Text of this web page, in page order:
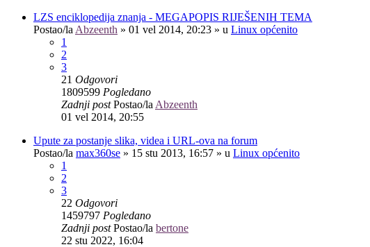
LZS enciklopedija znanja - MEGAPOPIS RIJEŠENIH TEMA
Postao/la Abzeenth » 01 vel 2014, 20:23 » u Linux općenito
1
2
3
21 Odgovori
1809599 Pogledano
Zadnji postPostao/la Abzeenth
01 vel 2014, 20:55
Upute za postanje slika, videa i URL-ova na forum
Postao/la max360se » 15 stu 2013, 16:57 » u Linux općenito
1
2
3
22 Odgovori
1459797 Pogledano
Zadnji postPostao/la bertone
22 stu 2022, 16:04